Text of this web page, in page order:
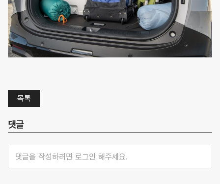
목록
댓글
댓글을 작성하려면 로그인 해주세요.